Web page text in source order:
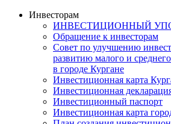
Инвесторам
ИНВЕСТИЦИОННЫЙ
Обращение к инвесторам
Совет по улучшению
развитию малого и
в городе Кургане
Инвестиционная карта
Инвестиционная
Инвестиционный паспорт
Инвестиционная карта